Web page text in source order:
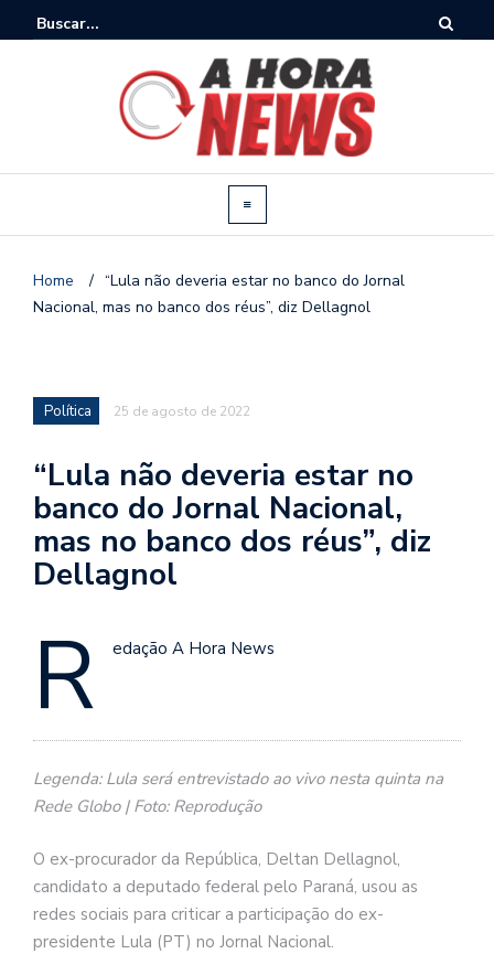
Home / “Lula não deveria estar no banco do Jornal
Nacional, mas no banco dos réus”, diz Dellagnol
Política 25 de agosto de 2022
“Lula não deveria estar no
banco do Jornal Nacional,
mas no banco dos réus”, diz
Dellagnol
R edação A Hora News
Legenda: Lula será entrevistado ao vivo nesta quinta na
Rede Globo | Foto: Reprodução
O ex-procurador da República, Deltan Dellagnol,
candidato a deputado federal pelo Paraná, usou as
redes sociais para criticar a participação do ex-
presidente Lula (PT) no Jornal Nacional.